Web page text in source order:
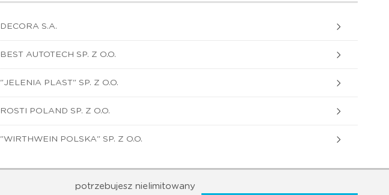
DECORA S.A.
BEST AUTOTECH SP. Z O.O.
"JELENIA PLAST" SP. Z O.O.
ROSTI POLAND SP. Z O.O.
"WIRTHWEIN POLSKA" SP. Z O.O.
potrzebujesz nielimitowany